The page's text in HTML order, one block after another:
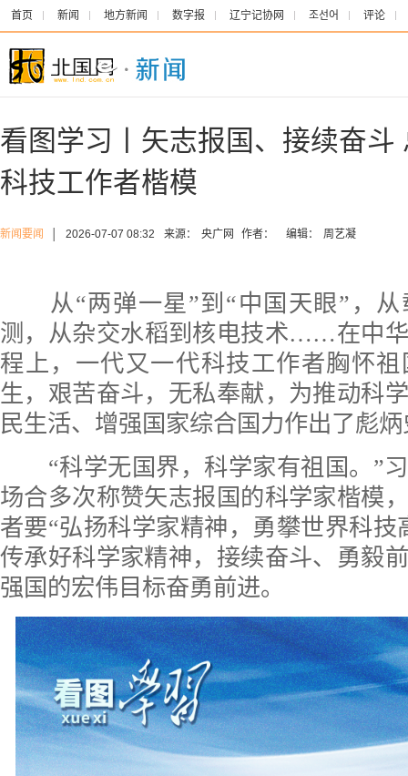
首页 新闻 地方新闻 数字报 辽宁记协网 조선어 评论
看图学习丨矢志报国、接续奋斗
科技工作者楷模
新闻要闻 2026-07-07 08:32 来源： 央广网 作者： 编辑： 周艺凝
从“两弹一星”到“中国天眼”，从
测，从杂交水稻到核电技术……在中
程上，一代又一代科技工作者胸怀
生，艰苦奋斗，无私奉献，为推动科
民生活、增强国家综合国力作出了彪
“科学无国界，科学家有祖国。”习
场合多次称赞矢志报国的科学家楷模
者要“弘扬科学家精神，勇攀世界科技
传承好科学家精神，接续奋斗、勇毅
强国的宏伟目标奋勇前进。